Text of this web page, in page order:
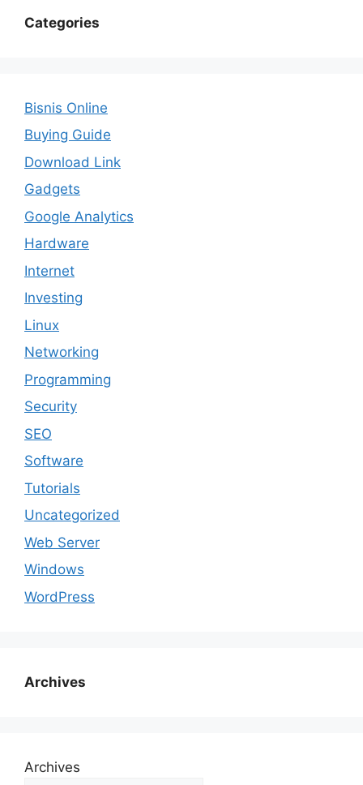
Categories
Bisnis Online
Buying Guide
Download Link
Gadgets
Google Analytics
Hardware
Internet
Investing
Linux
Networking
Programming
Security
SEO
Software
Tutorials
Uncategorized
Web Server
Windows
WordPress
Archives
Archives